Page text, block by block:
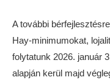
A további
Hay-minimumokat,
folytatunk 2026. január
alapján kerül majd